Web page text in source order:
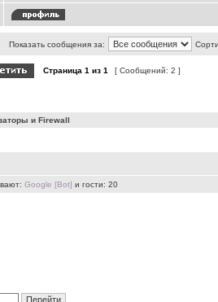
Показать сообщения за:
Страница 1 из 1 [ Сообщений: 2 ]
и Firewall
Google [Bot] и гости: 20